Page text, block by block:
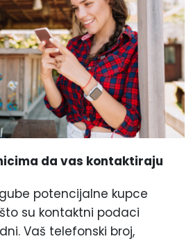
da vas kontaktiraju
potencijalne kupce
su kontaktni podaci
Vaš telefonski broj,